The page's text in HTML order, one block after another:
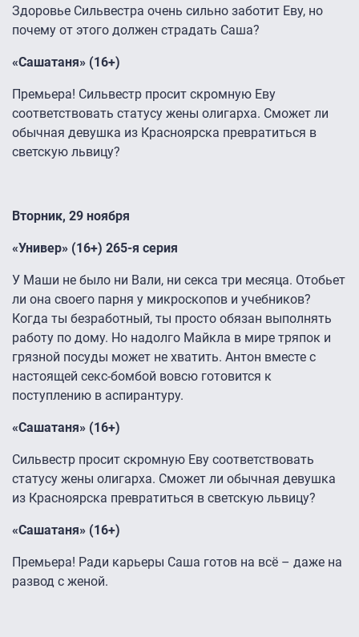
Здоровье Сильвестра очень сильно заботит Еву, но
почему от этого должен страдать Саша?
«Сашатаня» (16+)
Премьера! Сильвестр просит скромную Еву
соответствовать статусу жены олигарха. Сможет ли
обычная девушка из Красноярска превратиться в
светскую львицу?
Вторник, 29 ноября
«Универ» (16+) 265-я серия
У Маши не было ни Вали, ни секса три месяца. Отобьет
ли она своего парня у микроскопов и учебников?
Когда ты безработный, ты просто обязан выполнять
работу по дому. Но надолго Майкла в мире тряпок и
грязной посуды может не хватить. Антон вместе с
настоящей секс-бомбой вовсю готовится к
поступлению в аспирантуру.
«Сашатаня» (16+)
Сильвестр просит скромную Еву соответствовать
статусу жены олигарха. Сможет ли обычная девушка
из Красноярска превратиться в светскую львицу?
«Сашатаня» (16+)
Премьера! Ради карьеры Саша готов на всё – даже на
развод с женой.